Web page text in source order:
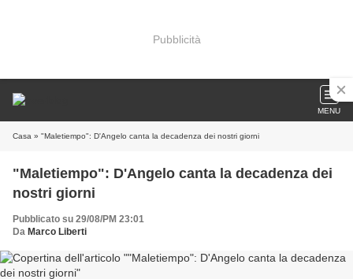
Pubblicità
MENU
Casa » "Maletiempo": D'Angelo canta la decadenza dei nostri giorni
"Maletiempo": D'Angelo canta la decadenza dei
nostri giorni
Pubblicato su 29/08/PM 23:01
Da Marco Liberti